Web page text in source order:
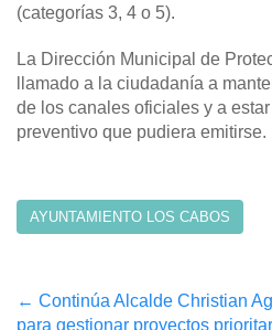
(categorías 3, 4 o 5).
La Dirección Municipal de
llamado a la ciudadanía a
de los canales oficiales y a
preventivo que pudiera emitirse.
AYUNTAMIENTO LOS CABOS
Post
← Continúa Alcalde Christian
para gestionar proyectos